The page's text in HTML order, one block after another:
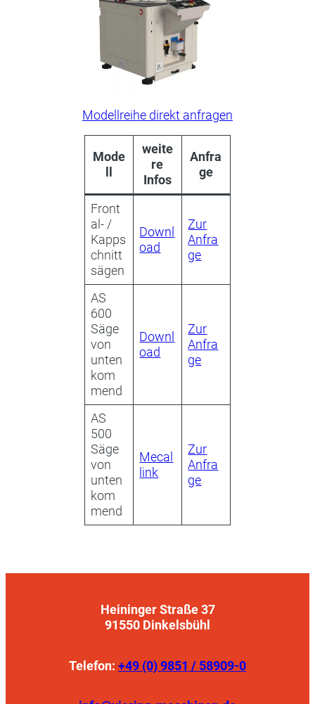
Modellreihe direkt anfragen
Mode
weite
re
Infos
Anfra
ge
Front
al- /
Kapps
chnitt
sägen
Downl
oad
Zur
Anfra
ge
AS
600
Säge
von
unten
kom
mend
Downl
oad
Zur
Anfra
ge
AS
500
Säge
von
unten
kom
mend
Mecal
link
Zur
Anfra
ge
Heininger Straße 37
91550 Dinkelsbühl
Telefon: +49 (0) 9851 / 58909-0